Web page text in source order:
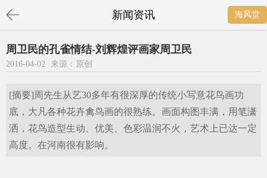
新闻资讯 海风堂
周卫民的孔雀情结-刘辉煌评画家周卫民
2016-04-02 来源：原创
[摘要]周先生从艺30多年有很深厚的传统小写意花鸟画功
底，大凡各种花卉禽鸟画的很熟练。画面构图丰满，用笔潇
洒，花鸟造型生动、优美、色彩温润不火，艺术上已达一定
高度。在河南很有影响。